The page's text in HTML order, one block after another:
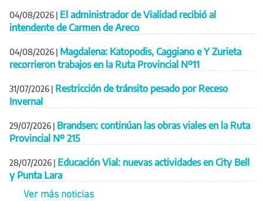
04/08/2026 | El administrador de Vialidad recibió al
intendente de Carmen de Areco
04/08/2026 | Magdalena: Katopodis, Caggiano e Y Zurieta
recorrieron trabajos en la Ruta Provincial Nº11
31/07/2026 | Restricción de tránsito pesado por Receso
Invernal
29/07/2026 | Brandsen: continúan las obras viales en la Ruta
Provincial Nº 215
28/07/2026 | Educación Vial: nuevas actividades en City Bell
y Punta Lara
Ver más noticias